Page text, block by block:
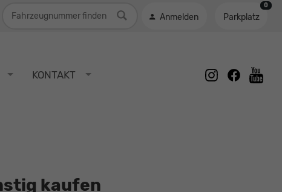
Anmelden Parkplatz
0
KONTAKT instagram
facebook
kaufen